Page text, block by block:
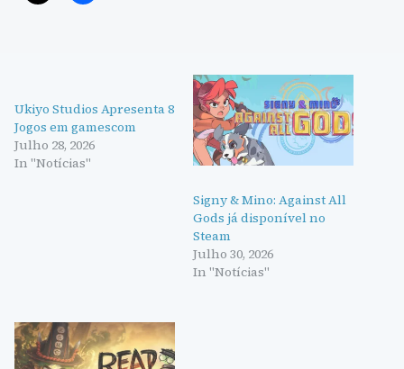
Ukiyo Studios Apresenta 8
Jogos em gamescom
Julho 28, 2026
In "Notícias"
Signy & Mino: Against All
Gods já disponível no
Steam
Julho 30, 2026
In "Notícias"